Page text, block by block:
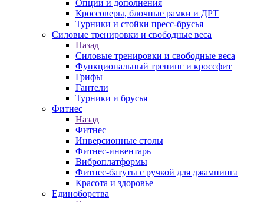
Опции и дополнения
Кроссоверы, блочные рамки и ДРТ
Турники и стойки пресс-брусья
Силовые тренировки и свободные веса
Назад
Силовые тренировки и свободные веса
Функциональный тренинг и кроссфит
Грифы
Гантели
Турники и брусья
Фитнес
Назад
Фитнес
Инверсионные столы
Фитнес-инвентарь
Виброплатформы
Фитнес-батуты с ручкой для джампинга
Красота и здоровье
Единоборства